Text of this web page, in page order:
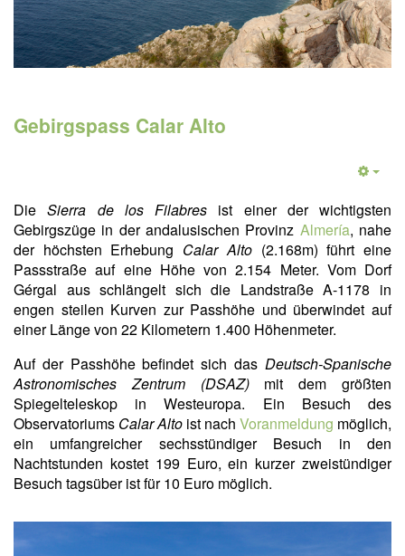
Gebirgspass Calar Alto
DieSierra de los Filabres ist einer der wichtigsten
Gebirgszüge in der andalusischen Provinz Almería, nahe
der höchsten Erhebung Calar Alto(2.168m) führt eine
Passstraße auf eine Höhe von 2.154 Meter. Vom Dorf
Gérgal aus schlängelt sich die Landstraße A-1178 in
engen steilen Kurven zur Passhöhe und überwindet auf
einer Länge von 22 Kilometern 1.400 Höhenmeter.
Auf der Passhöhe befindet sich das Deutsch-Spanische
Astronomisches Zentrum (DSAZ)mit dem größten
Spiegelteleskop in Westeuropa. Ein Besuch des
Observatoriums Calar Alto ist nach Voranmeldung möglich,
ein umfangreicher sechsstündiger Besuch in den
Nachtstunden kostet 199 Euro, ein kurzer zweistündiger
Besuch tagsüber ist für 10 Euro möglich.